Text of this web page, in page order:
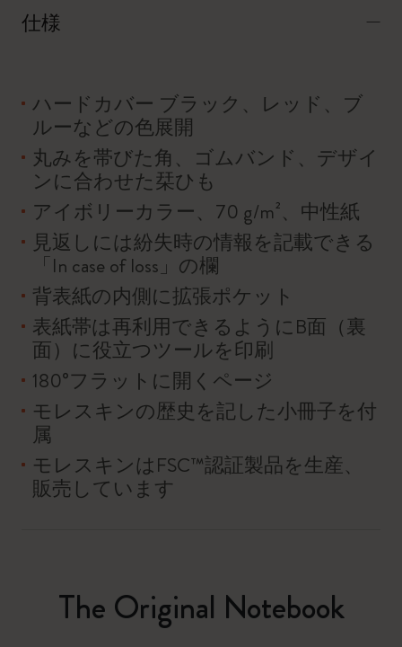
仕様
ハードカバー ブラック、レッド、ブ
ルーなどの色展開
丸みを帯びた角、ゴムバンド、デザイ
ンに合わせた栞ひも
アイボリーカラー、70 g/m²、中性紙
見返しには紛失時の情報を記載できる
「In case of loss」の欄
背表紙の内側に拡張ポケット
表紙帯は再利用できるようにB面（裏
面）に役立つツールを印刷
180°フラットに開くページ
モレスキンの歴史を記した小冊子を付
属
モレスキンはFSC™認証製品を生産、
販売しています
The Original Notebook